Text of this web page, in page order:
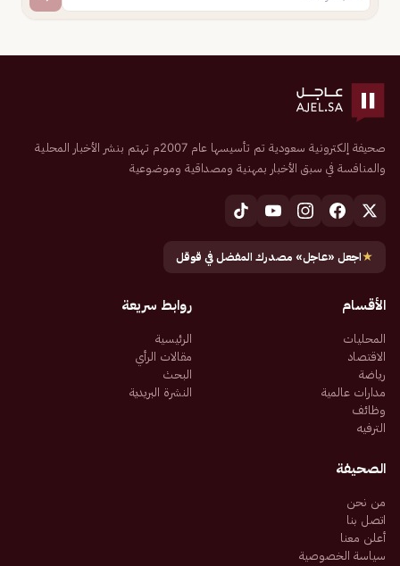
صحيفة إلكترونية سعودية تم تأسيسها عام 2007م تهتم بنشر الأخبار المحلية
والمنافسة في سبق الأخبار بمهنية ومصداقية وموضوعية
★اجعل «عاجل» مصدرك المفضل في قوقل
الأقسام
المحليات
الاقتصاد
رياضة
مدارات عالمية
وظائف
الترفيه
روابط سريعة
الرئيسية
مقالات الرأي
البحث
النشرة البريدية
الصحيفة
من نحن
اتصل بنا
أعلن معنا
سياسة الخصوصية